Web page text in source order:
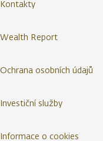
Kontakty
Wealth Report
Ochrana osobních údajů
Investiční služby
Informace o cookies